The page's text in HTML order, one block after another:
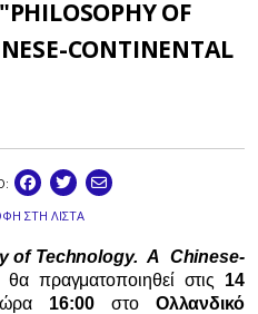
OF
CONTINENTAL
ΣΤΗ ΛΙΣΤΑ
of Technology. A Chinese-
πραγματοποιηθεί στις 14
16:00 στοΟλλανδικό